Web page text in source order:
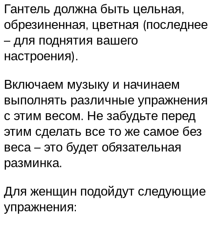
Гантель должна быть цельная,
обрезиненная, цветная (последнее
– для поднятия вашего
настроения).
Включаем музыку и начинаем
выполнять различные упражнения
с этим весом. Не забудьте перед
этим сделать все то же самое без
веса – это будет обязательная
разминка.
Для женщин подойдут следующие
упражнения: